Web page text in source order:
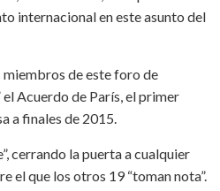
internacional en este asunto del
de este foro de
Acuerdo de París, el primer
a finales de 2015.
cerrando la puerta a cualquier
el que los otros 19 “toman nota”.